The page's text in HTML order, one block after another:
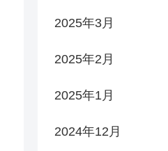
2025年3月
2025年2月
2025年1月
2024年12月